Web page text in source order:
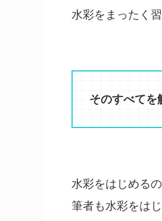
水彩をまったく
そのすべてを
水彩をはじめる
筆者も水彩をは